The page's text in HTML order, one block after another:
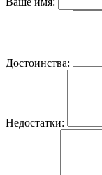
Достоинства:
Недостатки: